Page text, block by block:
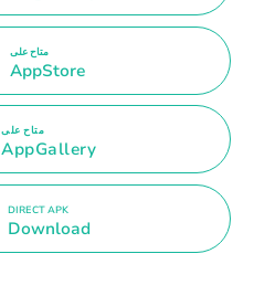
متاح على
AppStore
متاح على
AppGallery
DIRECT APK
Download